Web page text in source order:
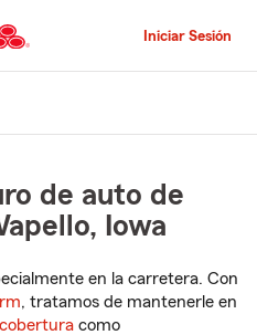
al
contenido
principal
Iniciar Sesión
de auto de
Iowa
en la carretera. Con
, tratamos de mantenerle en
como